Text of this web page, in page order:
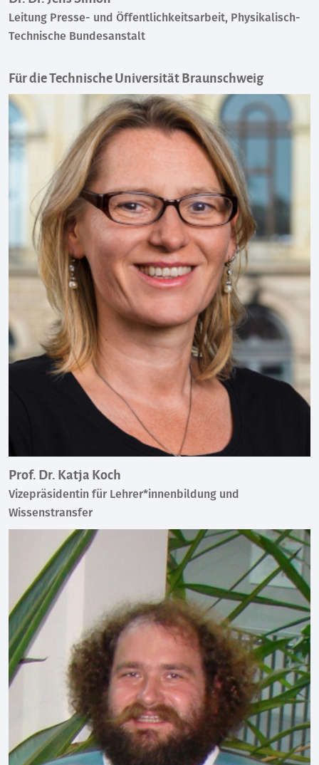
Leitung Presse- und Öffentlichkeitsarbeit, Physikalisch-
Technische Bundesanstalt
Für die Technische Universität Braunschweig
Prof. Dr. Katja Koch
Vizepräsidentin für Lehrer*innenbildung und
Wissenstransfer